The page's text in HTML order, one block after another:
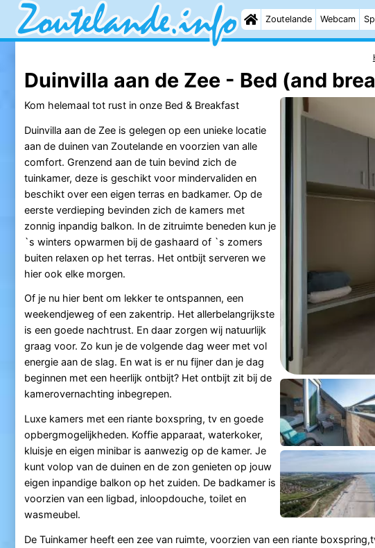
Zoutelande Webcam
Duinvilla aan de Zee - Bed (and
Kom helemaal tot rust in onze Bed & Breakfast
Duinvilla aan de Zee is gelegen op een unieke locatie
aan de duinen van Zoutelande en voorzien van alle
comfort. Grenzend aan de tuin bevind zich de
tuinkamer, deze is geschikt voor mindervaliden en
beschikt over een eigen terras en badkamer. Op de
eerste verdieping bevinden zich de kamers met
zonnig inpandig balkon. In de zitruimte beneden kun je
`s winters opwarmen bij de gashaard of `s zomers
buiten relaxen op het terras. Het ontbijt serveren we
hier ook elke morgen.
Of je nu hier bent om lekker te ontspannen, een
weekendjeweg of een zakentrip. Het allerbelangrijkste
is een goede nachtrust. En daar zorgen wij natuurlijk
graag voor. Zo kun je de volgende dag weer met vol
energie aan de slag. En wat is er nu fijner dan je dag
beginnen met een heerlijk ontbijt? Het ontbijt zit bij de
kamerovernachting inbegrepen.
Luxe kamers met een riante boxspring, tv en goede
opbergmogelijkheden. Koffie apparaat, waterkoker,
kluisje en eigen minibar is aanwezig op de kamer. Je
kunt volop van de duinen en de zon genieten op jouw
eigen inpandige balkon op het zuiden. De badkamer is
voorzien van een ligbad, inloopdouche, toilet en
wasmeubel.
De Tuinkamer heeft een zee van ruimte, voorzien van een riante